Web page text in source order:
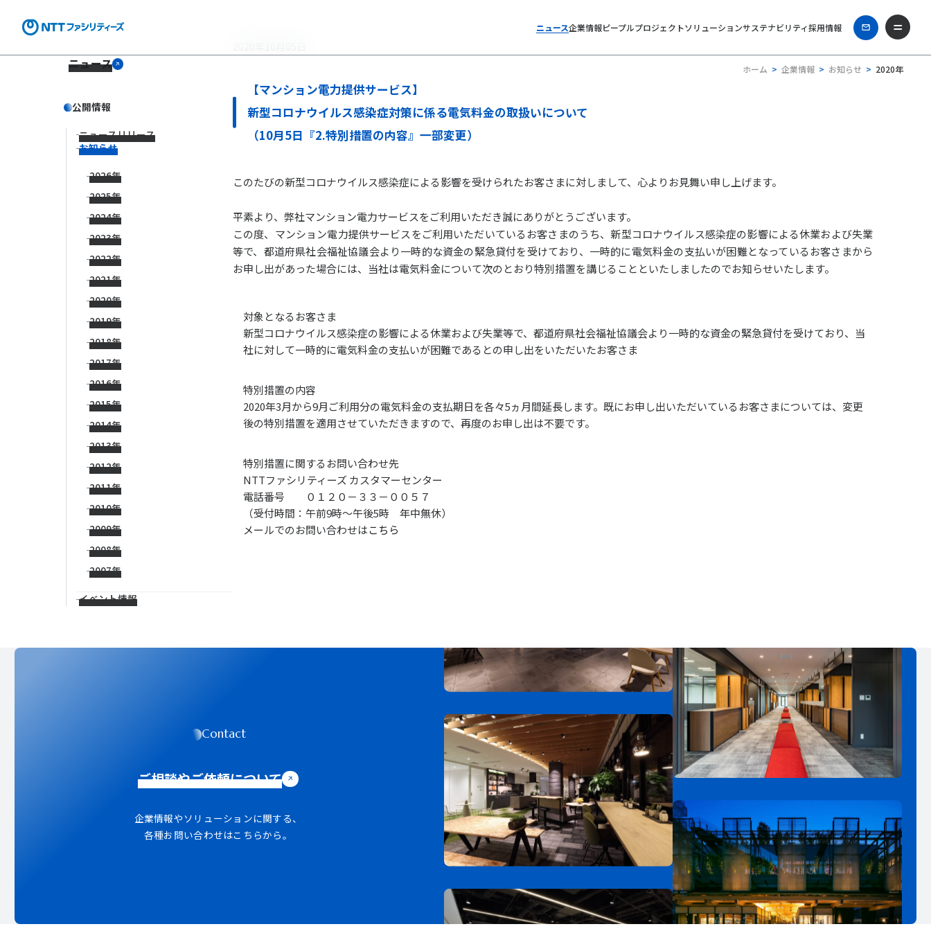
ニュース企業情報ピープルプロジェクトソリューションサステナビリティ採用情報
ホーム 企業情報 お知らせ 2020年
ニュース
公開情報
ニュースリリース
お知らせ
2026年
2025年
2024年
2023年
2022年
2021年
2020年
2019年
2018年
2017年
2016年
2015年
2014年
2013年
2012年
2011年
2010年
2009年
2008年
2007年
イベント情報
【マンション電力提供サービス】
新型コロナウイルス感染症対策に係る電気料金の取扱いについて
（10月5日『2.特別措置の内容』一部変更）
このたびの新型コロナウイルス感染症による影響を受けられたお客さまに対しまして、心よりお見舞い申し上げます。
平素より、弊社マンション電力サービスをご利用いただき誠にありがとうございます。
この度、マンション電力提供サービスをご利用いただいているお客さまのうち、新型コロナウイルス感染症の影響による休業および失業
等で、都道府県社会福祉協議会より一時的な資金の緊急貸付を受けており、一時的に電気料金の支払いが困難となっているお客さまから
お申し出があった場合には、当社は電気料金について次のとおり特別措置を講じることといたしましたのでお知らせいたします。
対象となるお客さま
新型コロナウイルス感染症の影響による休業および失業等で、都道府県社会福祉協議会より一時的な資金の緊急貸付を受けており、当
社に対して一時的に電気料金の支払いが困難であるとの申し出をいただいたお客さま
特別措置の内容
2020年3月から9月ご利用分の電気料金の支払期日を各々5ヵ月間延長します。既にお申し出いただいているお客さまについては、変更
後の特別措置を適用させていただきますので、再度のお申し出は不要です。
特別措置に関するお問い合わせ先
NTTファシリティーズ カスタマーセンター
電話番号 ０１２０－３３－００５７
（受付時間：午前9時～午後5時 年中無休）
メールでのお問い合わせはこちら
Contact
ご相談やご依頼について
企業情報やソリューションに関する、
各種お問い合わせはこちらから。